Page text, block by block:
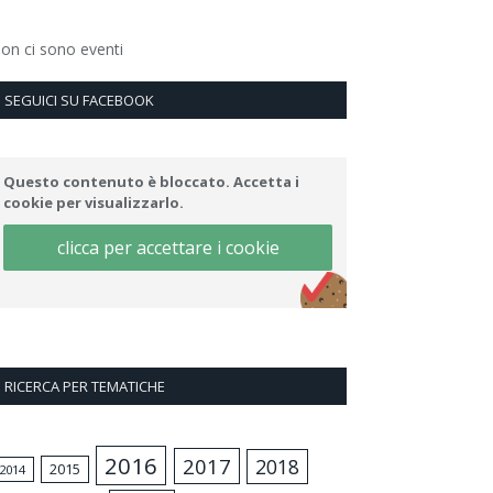
ci sono eventi
SEGUICI SU FACEBOOK
Questo contenuto è bloccato. Accetta i
cookie per visualizzarlo.
clicca per accettare i cookie
RICERCA PER TEMATICHE
2014 2015 2016 2017 2018